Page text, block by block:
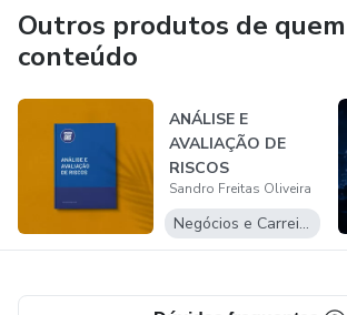
Outros produtos de
conteúdo
ANÁLISE E
AVALIAÇÃO DE
RISCOS
Sandro Freitas Oliveira
Negócios e Carreira